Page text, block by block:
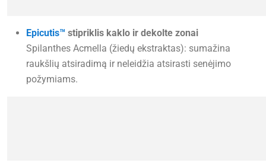
Epicutis™ stipriklis kaklo ir dekolte zonai
Spilanthes Acmella (žiedų ekstraktas): sumažina
raukšlių atsiradimą ir neleidžia atsirasti senėjimo
požymiams.